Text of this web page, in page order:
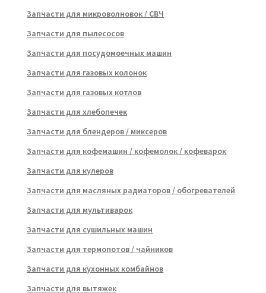
Запчасти для микроволновок / СВЧ
Запчасти для пылесосов
Запчасти для посудомоечных машин
Запчасти для газовых колонок
Запчасти для газовых котлов
Запчасти для хлебопечек
Запчасти для блендеров / миксеров
Запчасти для кофемашин / кофемолок / кофеварок
Запчасти для кулеров
Запчасти для масляных радиаторов / обогревателей
Запчасти для мультиварок
Запчасти для сушильных машин
Запчасти для термопотов / чайников
Запчасти для кухонных комбайнов
Запчасти для вытяжек